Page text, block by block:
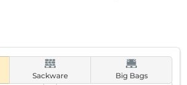
Sackware Big Bags